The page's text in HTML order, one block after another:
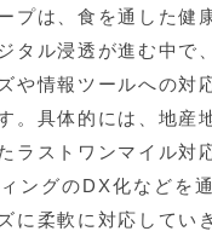
プは、食を通した健
タル浸透が進む中で
や情報ツールへの対
。具体的には、地産
ラストワンマイル対
ングのDX化などを
に柔軟に対応してい